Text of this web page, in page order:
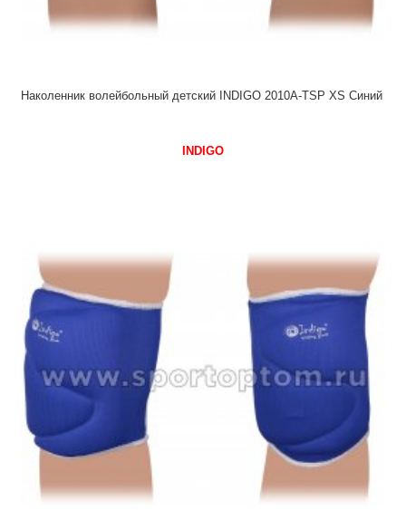
Наколенник волейбольный детский INDIGO 2010А-TSP XS Синий
INDIGO